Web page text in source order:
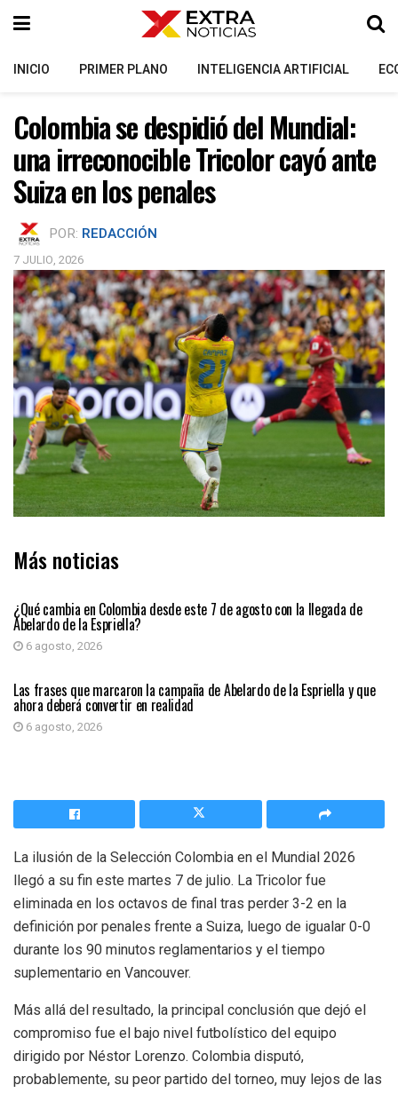
INICIO PRIMER PLANO INTELIGENCIA ARTIFICIAL
Colombia se despidió del Mundial:
una irreconocible Tricolor cayó ante
Suiza en los penales
POR: REDACCIÓN
7 JULIO, 2026
Más noticias
¿Qué cambia en Colombia desde este 7 de agosto con la llegada de
Abelardo de la Espriella?
6 agosto, 2026
PRIMER PLANO
Las frases que marcaron la campaña de Abelardo de la Espriella y que
ahora deberá convertir en realidad
6 agosto, 2026
La ilusión de la Selección Colombia en el Mundial 2026
llegó a su fin este martes 7 de julio. La Tricolor fue
eliminada en los octavos de final tras perder 3-2 en la
definición por penales frente a Suiza, luego de igualar 0-0
durante los 90 minutos reglamentarios y el tiempo
suplementario en Vancouver.
Más allá del resultado, la principal conclusión que dejó el
compromiso fue el bajo nivel futbolístico del equipo
dirigido por Néstor Lorenzo. Colombia disputó,
probablemente, su peor partido del torneo, muy lejos de las